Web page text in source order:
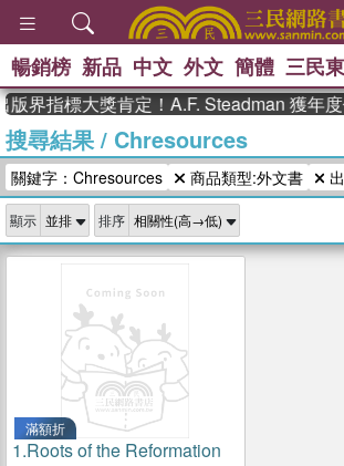
熱搜：
、 The Odyssey
史是一群喵 、 暑
獎 臺灣漫遊錄 、
登輝時代
數
偉大的迷走神經
暢銷榜 新品 中文 外文 簡體 三民
界指標大獎肯定！A.F. Steadman 獲年
搜尋結果/ Chresources
關鍵字：Chresources
商品類型:外文書
顯示 排序
滿額折
1.Roots of the Reformation